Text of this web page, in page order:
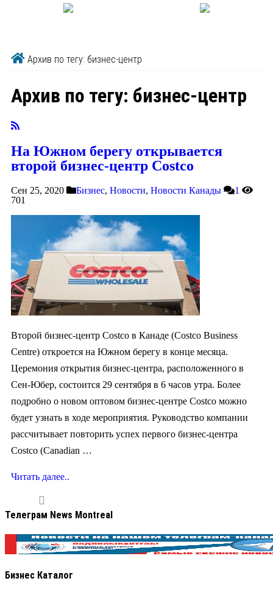
Архив по тегу: бизнес-центр
Архив по тегу: бизнес-центр
На Южном берегу открывается
второй бизнес-центр Costco
Сен 25, 2020 Бизнес, Новости, Новости Канады
1
701
Второй бизнес-центр Costco в Канаде (Costco Business
Centre) откроется на Южном берегу в конце месяца.
Церемония открытия бизнес-центра, расположенного в
Сен-Юбер, состоится 29 сентября в 6 часов утра. Более
подробно о новом оптовом бизнес-центре Costco можно
будет узнать ​​в ходе мероприятия. Руководство компании
рассчитывает повторить успех первого бизнес-центра
Costco (Canadian …
Читать далее..
Телеграм News Montreal
Бизнес Каталог